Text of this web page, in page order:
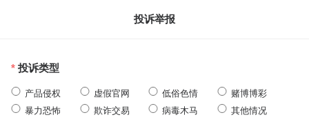
投诉举报
投诉类型
产品侵权 虚假官网 低俗色情
赌博博彩
暴力恐怖
欺诈交易 病毒木马 其他情况